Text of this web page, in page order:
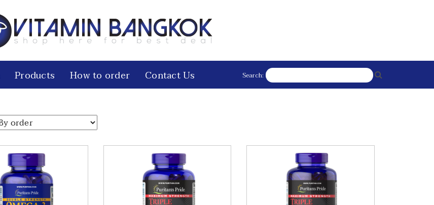
Products How to order Contact Us Search: